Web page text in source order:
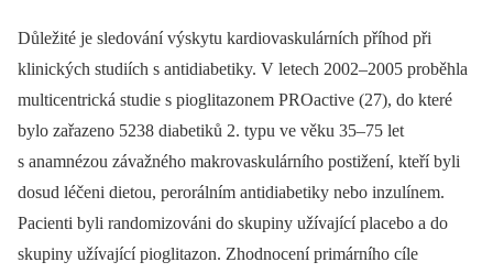
Důležité je sledování výskytu kardiovaskulárních příhod při
klinických studiích s antidiabetiky. V letech 2002–2005 proběhla
multicentrická studie s pioglitazonem PROactive (27), do které
bylo zařazeno 5238 diabetiků 2. typu ve věku 35–75 let
s anamnézou závažného makrovaskulárního postižení, kteří byli
dosud léčeni dietou, perorálním antidiabetiky nebo inzulínem.
Pacienti byli randomizováni do skupiny užívající placebo a do
skupiny užívající pioglitazon. Zhodnocení primárního cíle